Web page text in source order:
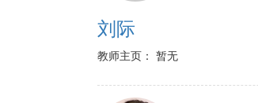
刘际
教师主页： 暂无